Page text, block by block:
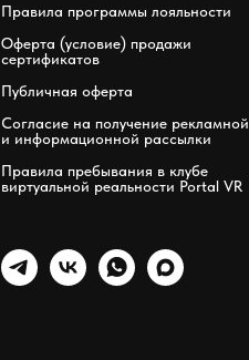
Правила программы лояльности
Оферта (условие) продажи
сертификатов
Публичная оферта
Согласие на получение рекламной
и информационной рассылки
Правила пребывания в клубе
виртуальной реальности Portal VR